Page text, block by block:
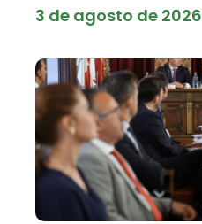
3 de agosto de 2026